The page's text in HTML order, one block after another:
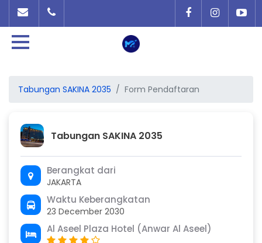
Tabungan SAKINA 2035 Form Pendaftaran
Tabungan SAKINA 2035
Berangkat dari
JAKARTA
Waktu Keberangkatan
23 December 2030
Al Aseel Plaza Hotel (Anwar Al Aseel)